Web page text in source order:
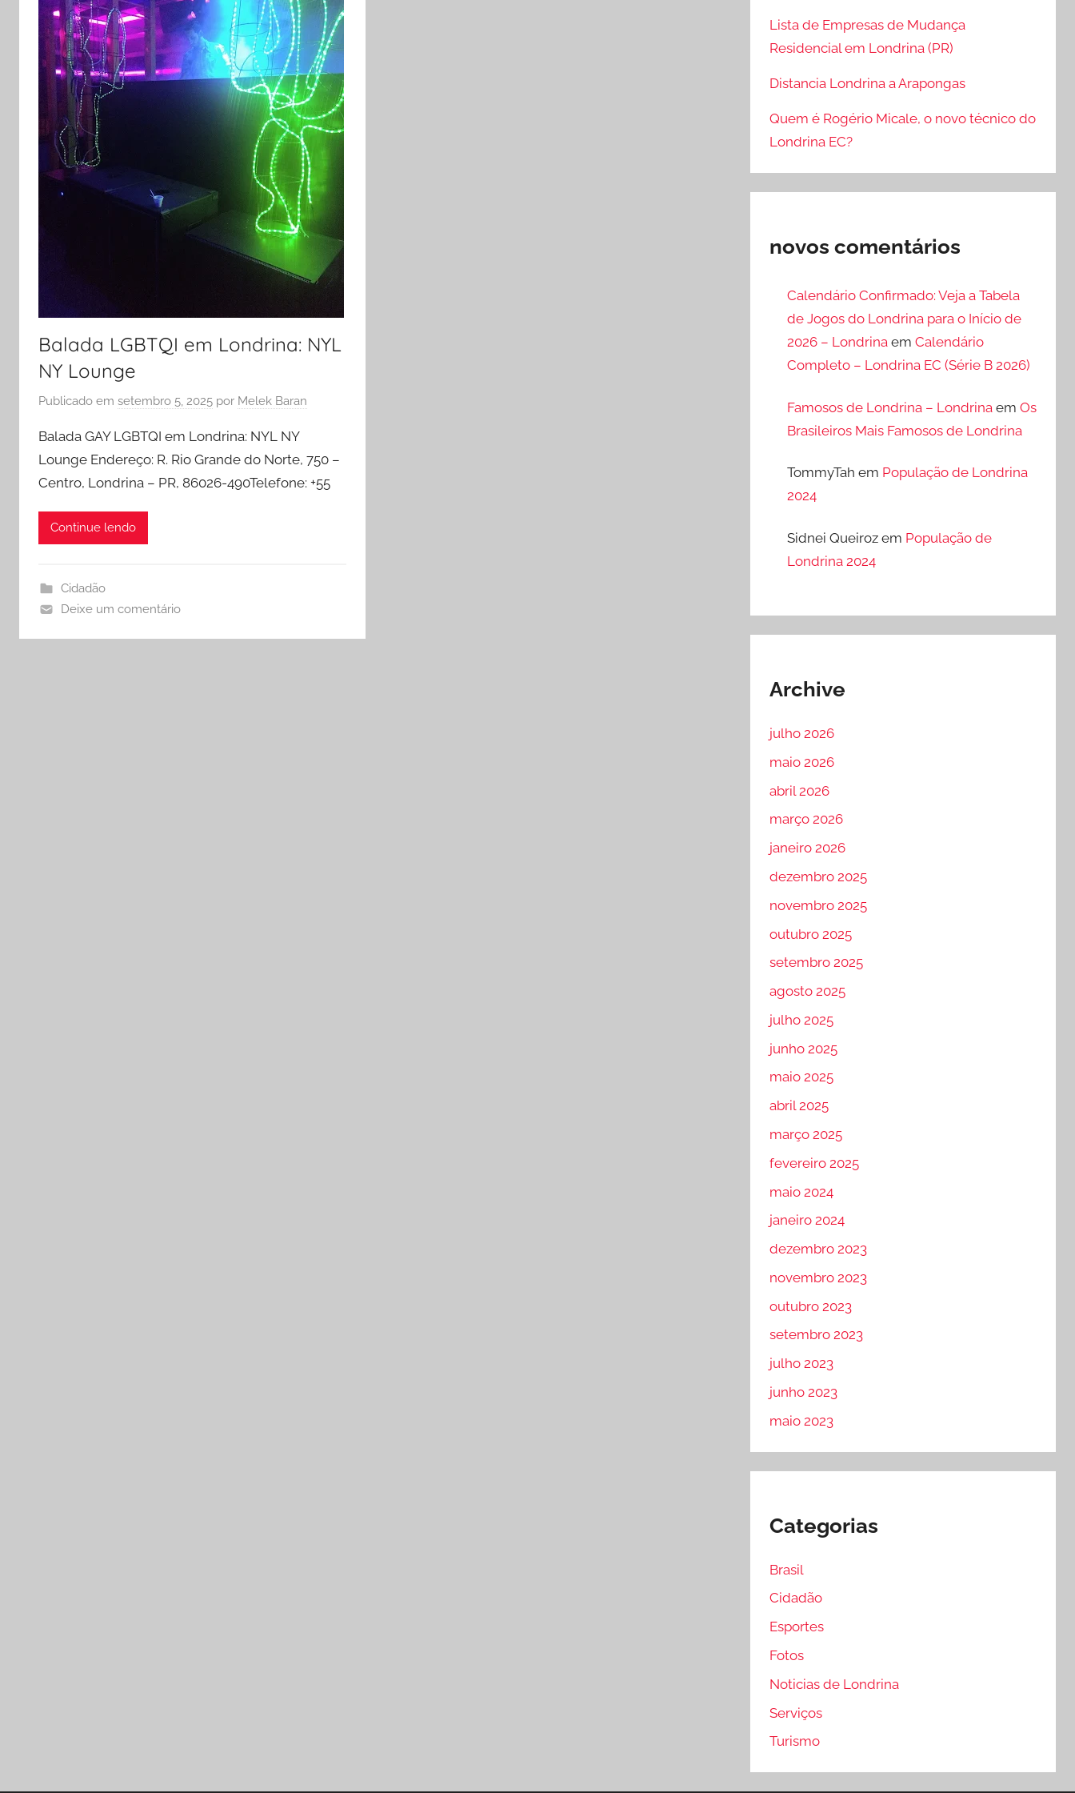
Balada LGBTQI em Londrina: NYL
NY Lounge
Publicado em setembro 5, 2025 por Melek Baran
Balada GAY LGBTQI em Londrina: NYL NY
Lounge Endereço: R. Rio Grande do Norte, 750 –
Centro, Londrina – PR, 86026-490Telefone: +55
Continue lendo
Cidadão
Deixe um comentário
Lista de Empresas de Mudança
Residencial em Londrina (PR)
Distancia Londrina a Arapongas
Quem é Rogério Micale, o novo técnico do
Londrina EC?
novos comentários
Calendário Confirmado: Veja a Tabela
de Jogos do Londrina para o Início de
2026 – Londrina em Calendário
Completo – Londrina EC (Série B 2026)
Famosos de Londrina – Londrina em Os
Brasileiros Mais Famosos de Londrina
TommyTah em População de Londrina
2024
Sidnei Queirozem População de
Londrina 2024
Archive
julho 2026
maio 2026
abril 2026
março 2026
janeiro 2026
dezembro 2025
novembro 2025
outubro 2025
setembro 2025
agosto 2025
julho 2025
junho 2025
maio 2025
abril 2025
março 2025
fevereiro 2025
maio 2024
janeiro 2024
dezembro 2023
novembro 2023
outubro 2023
setembro 2023
julho 2023
junho 2023
maio 2023
Categorias
Brasil
Cidadão
Esportes
Fotos
Noticias de Londrina
Serviços
Turismo